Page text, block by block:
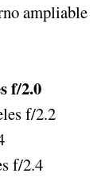
ampliable
f/2.0
f/2.2
f/2.4